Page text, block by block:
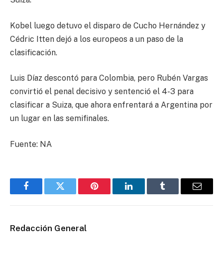
Kobel luego detuvo el disparo de Cucho Hernández y
Cédric Itten dejó a los europeos a un paso de la
clasificación.
Luis Díaz descontó para Colombia, pero Rubén Vargas
convirtió el penal decisivo y sentenció el 4-3 para
clasificar a Suiza, que ahora enfrentará a Argentina por
un lugar en las semifinales.
Fuente: NA
FacebookTwitter Pinterest LinkedInTumblr Email
Redacción General